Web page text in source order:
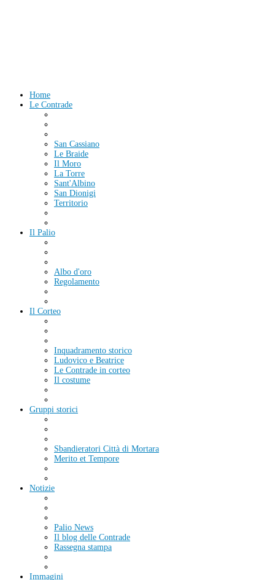
Home
Le Contrade
San Cassiano
Le Braide
Il Moro
La Torre
Sant'Albino
San Dionigi
Territorio
Il Palio
Albo d'oro
Regolamento
Il Corteo
Inquadramento storico
Ludovico e Beatrice
Le Contrade in corteo
Il costume
Gruppi storici
Sbandieratori Città di Mortara
Merito et Tempore
Notizie
Palio News
Il blog delle Contrade
Rassegna stampa
Immagini